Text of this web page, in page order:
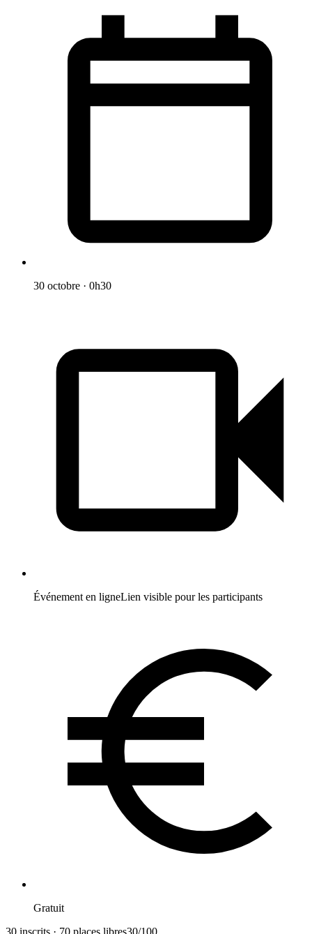
30 octobre · 0h30
Événement en ligneLien visible pour les participants
Gratuit
30 inscrits · 70 places libres30/100